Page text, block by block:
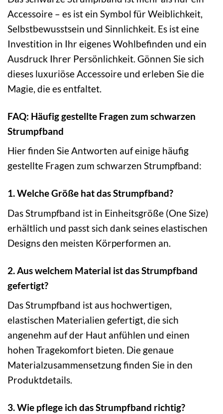
Accessoire – es ist ein Symbol für Weiblichkeit,
Selbstbewusstsein und Sinnlichkeit. Es ist eine
Investition in Ihr eigenes Wohlbefinden und ein
Ausdruck Ihrer Persönlichkeit. Gönnen Sie sich
dieses luxuriöse Accessoire und erleben Sie die
Magie, die es entfaltet.
FAQ: Häufig gestellte Fragen zum schwarzen
Strumpfband
Hier finden Sie Antworten auf einige häufig
gestellte Fragen zum schwarzen Strumpfband:
1. Welche Größe hat das Strumpfband?
Das Strumpfband ist in Einheitsgröße (One Size)
erhältlich und passt sich dank seines elastischen
Designs den meisten Körperformen an.
2. Aus welchem Material ist das Strumpfband
gefertigt?
Das Strumpfband ist aus hochwertigen,
elastischen Materialien gefertigt, die sich
angenehm auf der Haut anfühlen und einen
hohen Tragekomfort bieten. Die genaue
Materialzusammensetzung finden Sie in den
Produktdetails.
3. Wie pflege ich das Strumpfband richtig?